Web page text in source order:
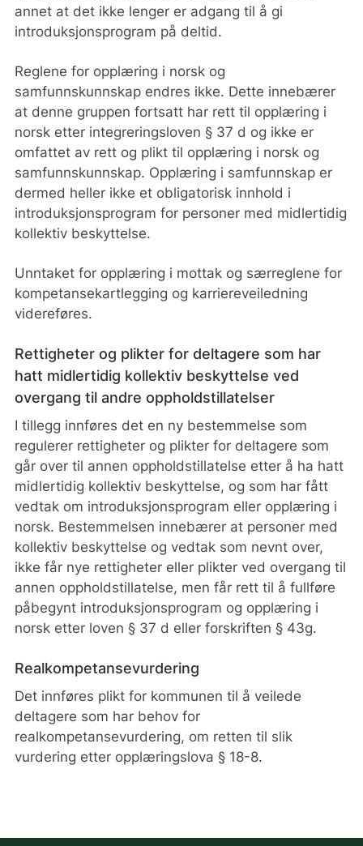
annet at det ikke lenger er adgang til å gi
introduksjonsprogram på deltid.
Reglene for opplæring i norsk og
samfunnskunnskap endres ikke. Dette innebærer
at denne gruppen fortsatt har rett til opplæring i
norsk etter integreringsloven § 37 d og ikke er
omfattet av rett og plikt til opplæring i norsk og
samfunnskunnskap. Opplæring i samfunnskap er
dermed heller ikke et obligatorisk innhold i
introduksjonsprogram for personer med midlertidig
kollektiv beskyttelse.
Unntaket for opplæring i mottak og særreglene for
kompetansekartlegging og karriereveiledning
videreføres.
Rettigheter og plikter for deltagere som har
hatt midlertidig kollektiv beskyttelse ved
overgang til andre oppholdstillatelser
I tillegg innføres det en ny bestemmelse som
regulerer rettigheter og plikter for deltagere som
går over til annen oppholdstillatelse etter å ha hatt
midlertidig kollektiv beskyttelse, og som har fått
vedtak om introduksjonsprogram eller opplæring i
norsk. Bestemmelsen innebærer at personer med
kollektiv beskyttelse og vedtak som nevnt over,
ikke får nye rettigheter eller plikter ved overgang til
annen oppholdstillatelse, men får rett til å fullføre
påbegynt introduksjonsprogram og opplæring i
norsk etter loven § 37 d eller forskriften § 43g.
Realkompetansevurdering
Det innføres plikt for kommunen til å veilede
deltagere som har behov for
realkompetansevurdering, om retten til slik
vurdering etter opplæringslova § 18-8.